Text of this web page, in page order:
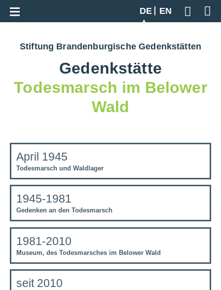
DE
EN
Geben
Zur Gesamtübersicht
Stiftung Brandenburgische Gedenkstätten
Gedenkstätte
Todesmarsch im Belower
Wald
April 1945
Todesmarsch und Waldlager
1945-1981
Gedenken an den Todesmarsch
1981-2010
Museum, des Todesmarsches im Belower Wald
seit 2010